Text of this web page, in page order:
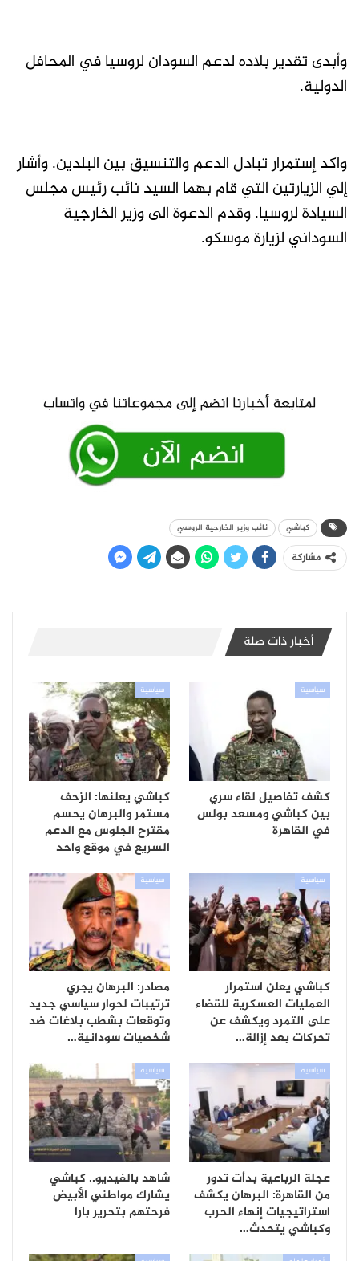
وأبدى تقدير بلاده لدعم السودان لروسيا في المحافل
الدولية.
واكد إستمرار تبادل الدعم والتنسيق بين البلدين. وأشار
إلي الزيارتين التي قام بهما السيد نائب رئيس مجلس
السيادة لروسيا. وقدم الدعوة الى وزير الخارجية
السوداني لزيارة موسكو.
كباشي نائب وزير الخارجية الروسي
مشاركة
أخبار ذات صلة
سياسية
كشف تفاصيل لقاء سري
بين كباشي ومسعد بولس
في القاهرة
سياسية
كباشي يعلنها: الزحف
مستمر والبرهان يحسم
مقترح الجلوس مع الدعم
السريع في موقع واحد
سياسية
كباشي يعلن استمرار
العمليات العسكرية للقضاء
على التمرد ويكشف عن
تحركات بعد إزالة…
سياسية
مصادر: البرهان يجري
ترتيبات لحوار سياسي جديد
وتوقعات بشطب بلاغات ضد
شخصيات سودانية…
سياسية
عجلة الرباعية بدأت تدور
من القاهرة: البرهان يكشف
استراتيجيات إنهاء الحرب
وكباشي يتحدث…
سياسية
شاهد بالفيديو.. كباشي
يشارك مواطني الأبيض
فرحتهم بتحرير بارا